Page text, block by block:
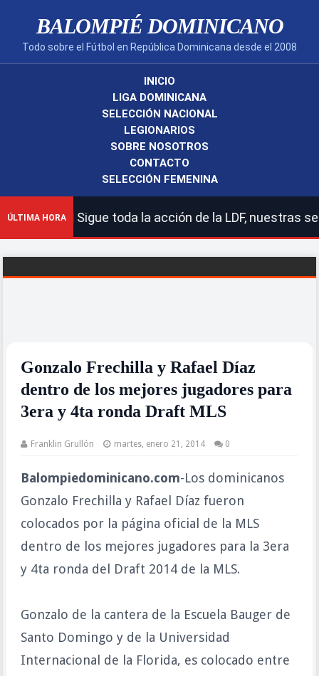
BALOMPIÉ DOMINICANO
Todo sobre el Fútbol en República Dominicana desde el 2008
INICIO
LIGA DOMINICANA
SELECCIÓN NACIONAL
LEGIONARIOS
SOBRE NOSOTROS
CONTACTO
SELECCIÓN FEMENINA
ÚLTIMA HORA| Sigue toda la acción de la LDF, nuestras
Gonzalo Frechilla y Rafael Díaz
dentro de los mejores jugadores para
3era y 4ta ronda Draft MLS
Franklin Grullón martes, enero 21, 2014 0
Balompiedominicano.com-Los dominicanos
Gonzalo Frechilla y Rafael Díaz fueron
colocados por la página oficial de la MLS
dentro de los mejores jugadores para la 3era
y 4ta ronda del Draft 2014 de la MLS.
Gonzalo de la cantera de la Escuela Bauger de
Santo Domingo y de la Universidad
Internacional de la Florida, es colocado entre